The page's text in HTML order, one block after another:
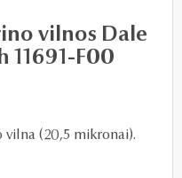
vilnos Dale
11691-F00
vilna (20,5 mikronai).